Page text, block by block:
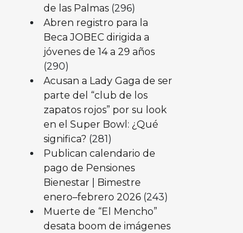
de las Palmas (296)
Abren registro para la
Beca JOBEC dirigida a
jóvenes de 14 a 29 años
(290)
Acusan a Lady Gaga de ser
parte del “club de los
zapatos rojos” por su look
en el Super Bowl: ¿Qué
significa? (281)
Publican calendario de
pago de Pensiones
Bienestar | Bimestre
enero–febrero 2026 (243)
Muerte de “El Mencho”
desata boom de imágenes